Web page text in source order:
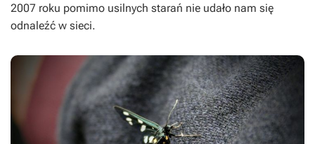
2007 roku pomimo usilnych starań nie udało nam się
odnaleźć w sieci.